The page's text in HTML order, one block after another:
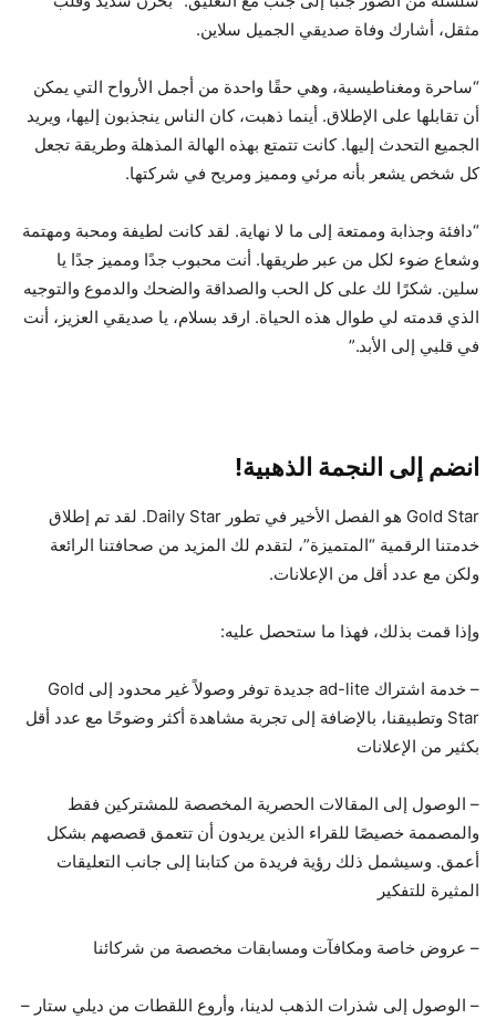
مثقل، أشارك وفاة صديقي الجميل سلاين.
“ساحرة ومغناطيسية، وهي حقًا واحدة من أجمل الأرواح التي يمكن
أن تقابلها على الإطلاق. أينما ذهبت، كان الناس ينجذبون إليها، ويريد
الجميع التحدث إليها. كانت تتمتع بهذه الهالة المذهلة وطريقة تجعل
كل شخص يشعر بأنه مرئي ومميز ومريح في شركتها.
“دافئة وجذابة وممتعة إلى ما لا نهاية. لقد كانت لطيفة ومحبة ومهتمة
وشعاع ضوء لكل من عبر طريقها. أنت محبوب جدًا ومميز جدًا يا
سلين. شكرًا لك على كل الحب والصداقة والضحك والدموع والتوجيه
الذي قدمته لي طوال هذه الحياة. ارقد بسلام، يا صديقي العزيز، أنت
في قلبي إلى الأبد.”
انضم إلى النجمة الذهبية!
Gold Star هو الفصل الأخير في تطور Daily Star. لقد تم إطلاق
خدمتنا الرقمية “المتميزة”، لتقدم لك المزيد من صحافتنا الرائعة
ولكن مع عدد أقل من الإعلانات.
وإذا قمت بذلك، فهذا ما ستحصل عليه:
– خدمة اشتراك ad-lite جديدة توفر وصولاً غير محدود إلى Gold
Star وتطبيقنا، بالإضافة إلى تجربة مشاهدة أكثر وضوحًا مع عدد أقل
بكثير من الإعلانات
– الوصول إلى المقالات الحصرية المخصصة للمشتركين فقط
والمصممة خصيصًا للقراء الذين يريدون أن تتعمق قصصهم بشكل
أعمق. وسيشمل ذلك رؤية فريدة من كتابنا إلى جانب التعليقات
المثيرة للتفكير
– عروض خاصة ومكافآت ومسابقات مخصصة من شركائنا
– الوصول إلى شذرات الذهب لدينا، وأروع اللقطات من ديلي ستار –